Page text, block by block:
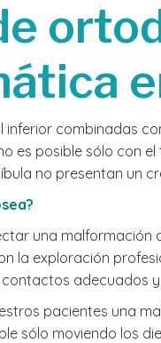
combinadas
es posible sólo con
no presentan un
una
la exploración
pacientes una
sólo moviendo los